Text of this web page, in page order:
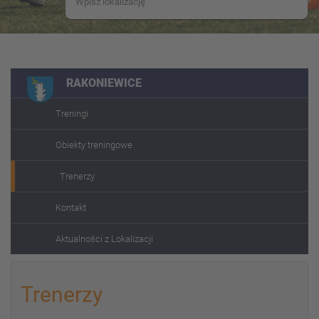
RAKONIEWICE
Treningi
Obiekty treningowe
Trenerzy
Kontakt
Aktualności z Lokalizacji
Trenerzy